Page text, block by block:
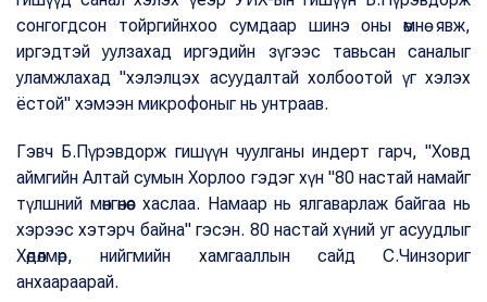
сонгогдсон тойргийнхоо сумдаар шинэ оны өмнө явж,
иргэдтэй уулзахад иргэдийн зүгээс тавьсан саналыг
уламжлахад "хэлэлцэх асуудалтай холбоотой үг хэлэх
ёстой" хэмээн микрофоныг нь унтраав.
Гэвч Б.Пүрэвдорж гишүүн чуулганы индерт гарч, "Ховд
аймгийн Алтай сумын Хорлоо гэдэг хүн "80 настай намайг
түлшний мөнгөнөөс хаслаа. Намаар нь ялгаварлаж байгаа нь
хэрээс хэтэрч байна" гэсэн. 80 настай хүний уг асуудлыг
Хөдөлмөр, нийгмийн хамгааллын сайд С.Чинзориг
анхаараарай.